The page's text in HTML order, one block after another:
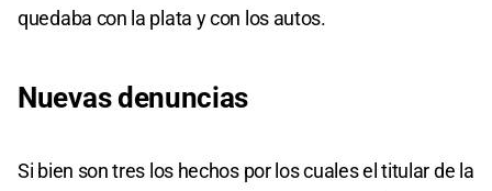
quedaba con la plata y con los autos.
Nuevas denuncias
Si bien son tres los hechos por los cuales el titular de la